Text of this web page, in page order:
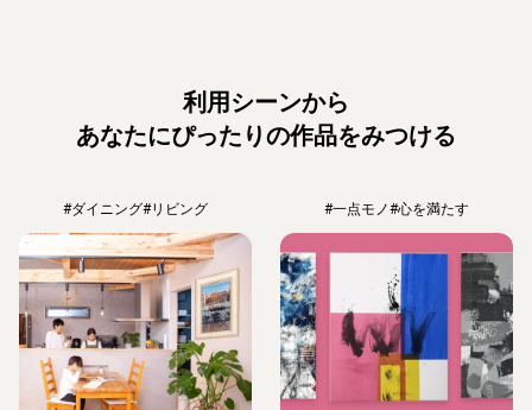
利用シーンから
あなたにぴったりの作品をみつける
#ダイニング#リビング #一点モノ#心を満たす